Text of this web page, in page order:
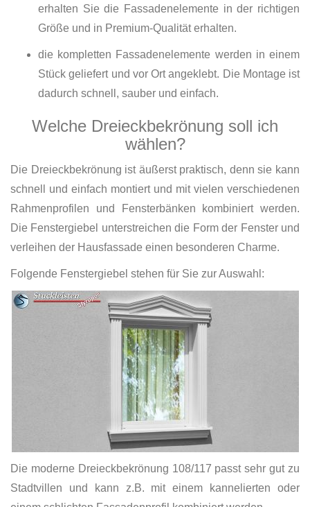
erhalten Sie die Fassadenelemente in der richtigen
Größe und in Premium-Qualität erhalten.
die kompletten Fassadenelemente werden in einem
Stück geliefert und vor Ort angeklebt. Die Montage ist
dadurch schnell, sauber und einfach.
Welche Dreieckbekrönung soll ich
wählen?
Die Dreieckbekrönung ist äußerst praktisch, denn sie kann
schnell und einfach montiert und mit vielen verschiedenen
Rahmenprofilen und Fensterbänken kombiniert werden.
Die Fenstergiebel unterstreichen die Form der Fenster und
verleihen der Hausfassade einen besonderen Charme.
Folgende Fenstergiebel stehen für Sie zur Auswahl:
Die moderne Dreieckbekrönung 108/117 passt sehr gut zu
Stadtvillen und kann z.B. mit einem kannelierten oder